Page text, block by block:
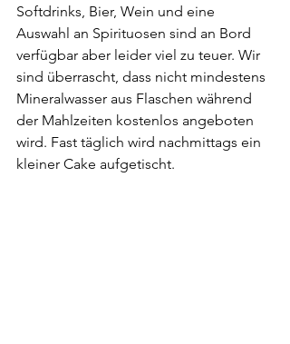
Softdrinks, Bier, Wein und eine
Auswahl an Spirituosen sind an Bord
verfügbar aber leider viel zu teuer. Wir
sind überrascht, dass nicht mindestens
Mineralwasser aus Flaschen während
der Mahlzeiten kostenlos angeboten
wird. Fast täglich wird nachmittags ein
kleiner Cake aufgetischt.